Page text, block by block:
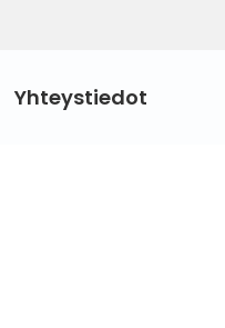
Yhteystiedot